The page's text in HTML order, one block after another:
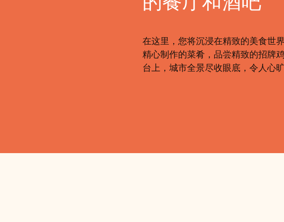
在这里，您将沉浸在精致的美食世
精心制作的菜肴，品尝精致的招牌
台上，城市全景尽收眼底，令人心旷